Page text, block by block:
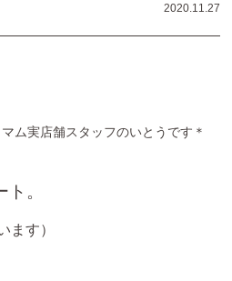
2020.11.27
ム実店舗スタッフのいとうです＊
。
ます）